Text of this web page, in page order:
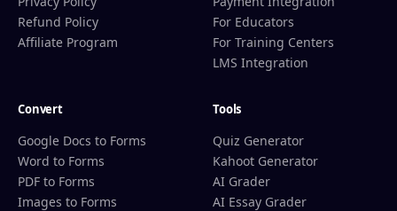
Refund Policy
Affiliate Program
For Educators
For Training Centers
LMS Integration
Convert
Google Docs to Forms
Word to Forms
PDF to Forms
Images to Forms
Tools
Quiz Generator
Kahoot Generator
AI Grader
AI Essay Grader